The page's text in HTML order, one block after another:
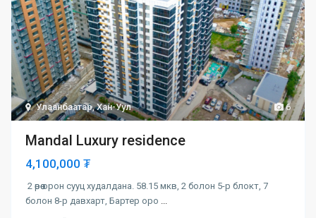
6
Улаанбаатар,Хан-Уул
Mandal Luxury residence
4,100,000 ₮
2 өрөө орон сууц худалдана. 58.15 мкв, 2 болон 5-р блокт, 7
болон 8-р давхарт, Бартер оро ...